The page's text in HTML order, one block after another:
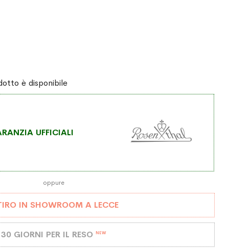
è disponibile
UFFICIALI
oppure
IN SHOWROOM A LECCE
30 GIORNI PER IL RESO NEW